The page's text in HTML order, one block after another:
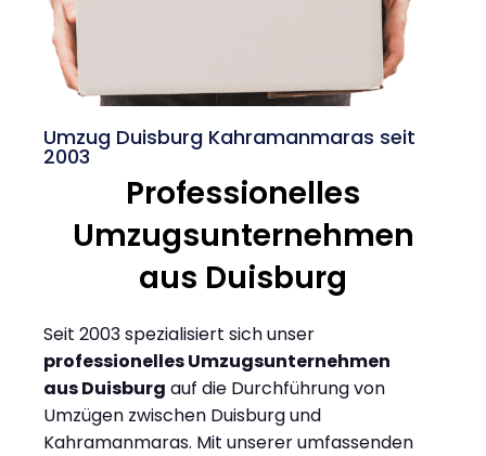
Umzug Duisburg Kahramanmaras seit
2003
Professionelles
Umzugsunternehmen
aus Duisburg
Seit 2003 spezialisiert sich unser
professionelles Umzugsunternehmen
aus Duisburg auf die Durchführung von
Umzügen zwischen Duisburg und
Kahramanmaras. Mit unserer umfassenden